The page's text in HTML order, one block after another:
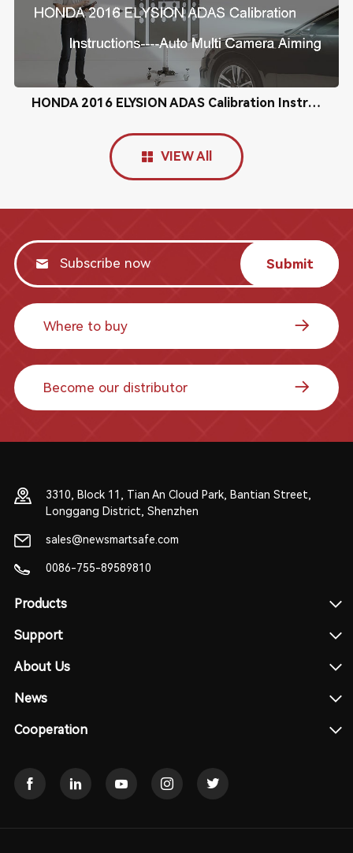
HONDA 2016 ELYSION ADAS Calibration Instructions----Auto Multi Camera Aiming
VIEW All
Submit
Where to buy
Become our distributor
3310, Block 11, Tian An Cloud Park, Bantian Street,
Longgang District, Shenzhen
sales@newsmartsafe.com
0086-755-89589810
Products
Support
About Us
News
Cooperation